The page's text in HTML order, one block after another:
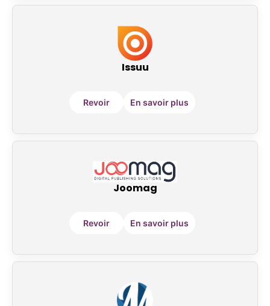
Issuu
Revoir En savoir plus
Joomag
Revoir En savoir plus